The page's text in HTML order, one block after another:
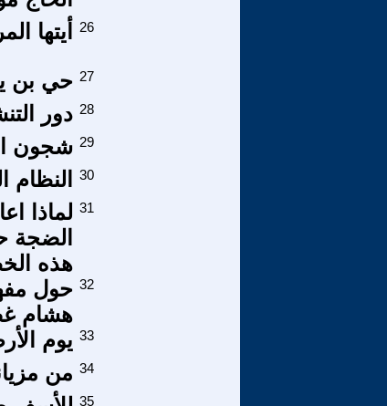
أيتها 26
حي بن 27
دور 28
شجون 29
النظام 30
لماذا
الضجة
هذه
31
حول
هشام
32
يوم 33
من 34
35